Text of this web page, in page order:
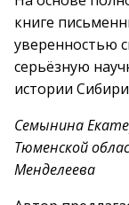
книге
уверенностью
серьёзную
истории
Семынина
Тюменской
Менделеева